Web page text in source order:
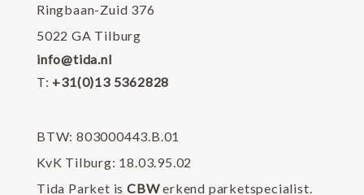
Ringbaan-Zuid 376
5022 GA Tilburg
info@tida.nl
T: +31(0)13 5362828
BTW: 803000443.B.01
KvK Tilburg: 18.03.95.02
Tida Parket is CBWerkend parketspecialist.